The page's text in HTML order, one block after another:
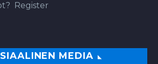
Register
MEDIA